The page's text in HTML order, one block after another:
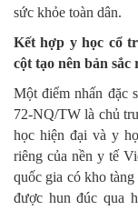
sức khỏe toàn dân.
Kết hợp y học cổ
cột tạo nên bản sắc
Một điểm nhấn đặc
72-NQ/TW là chủ
học hiện đại và y
riêng của nền y tế
quốc gia có kho
được hun đúc qua